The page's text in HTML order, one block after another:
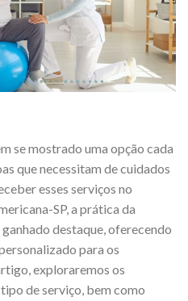
se mostrado uma opção cada
que necessitam de cuidados
esses serviços no
SP, a prática da
destaque, oferecendo
para os
exploraremos os
de serviço, bem como